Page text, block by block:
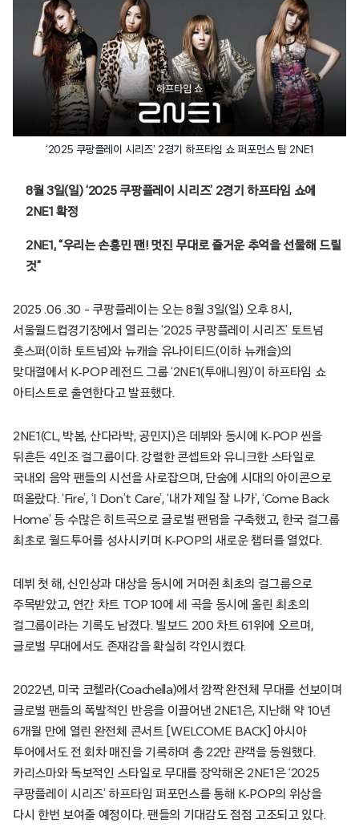
‘2025 쿠팡플레이 시리즈’ 2경기 하프타임 쇼 퍼포먼스 팀 2NE1
8월 3일(일) ‘2025 쿠팡플레이 시리즈’ 2경기 하프타임 쇼에
2NE1 확정
2NE1, “우리는 손흥민 팬! 멋진 무대로 즐거운 추억을 선물해 드릴
것”
2025 .06 .30 – 쿠팡플레이는 오는 8월 3일(일) 오후 8시,
서울월드컵경기장에서 열리는 ‘2025 쿠팡플레이 시리즈’ 토트넘
훗스퍼(이하 토트넘)와 뉴캐슬 유나이티드(이하 뉴캐슬)의
맞대결에서 K-POP 레전드 그룹 ‘2NE1(투애니원)’이 하프타임 쇼
아티스트로 출연한다고 발표했다.
2NE1(CL, 박봄, 산다라박, 공민지)은 데뷔와 동시에 K-POP 씬을
뒤흔든 4인조 걸그룹이다. 강렬한 콘셉트와 유니크한 스타일로
국내외 음악 팬들의 시선을 사로잡으며, 단숨에 시대의 아이콘으로
떠올랐다. ‘Fire’, ‘I Don’t Care’, ‘내가 제일 잘 나가’, ‘Come Back
Home’ 등 수많은 히트곡으로 글로벌 팬덤을 구축했고, 한국 걸그룹
최초로 월드투어를 성사시키며 K-POP의 새로운 챕터를 열었다.
데뷔 첫 해, 신인상과 대상을 동시에 거머쥔 최초의 걸그룹으로
주목받았고, 연간 차트 TOP 10에 세 곡을 동시에 올린 최초의
걸그룹이라는 기록도 남겼다. 빌보드 200 차트 61위에 오르며,
글로벌 무대에서도 존재감을 확실히 각인시켰다.
2022년, 미국 코첼라(Coachella)에서 깜짝 완전체 무대를 선보이며
글로벌 팬들의 폭발적인 반응을 이끌어낸 2NE1은, 지난해 약 10년
6개월 만에 열린 완전체 콘서트 [WELCOME BACK] 아시아
투어에서도 전 회차 매진을 기록하며 총 22만 관객을 동원했다.
카리스마와 독보적인 스타일로 무대를 장악해온 2NE1은 ‘2025
쿠팡플레이 시리즈’ 하프타임 퍼포먼스를 통해 K-POP의 위상을
다시 한번 보여줄 예정이다. 팬들의 기대감도 점점 고조되고 있다.